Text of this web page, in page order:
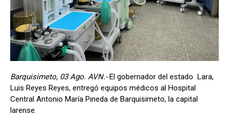
Barquisimeto, 03 Ago. AVN.-El gobernador del estado Lara,
Luis Reyes Reyes, entregó equipos médicos al Hospital
Central Antonio María Pineda de Barquisimeto, la capital
larense.